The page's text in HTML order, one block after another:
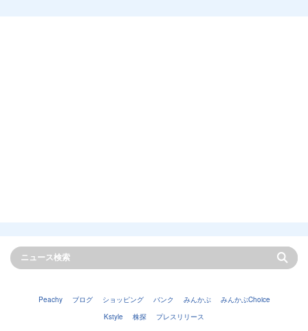
Peachy ブログ ショッピング バンク みんかぶ
みんかぶChoice
Kstyle
株探 プレスリリース